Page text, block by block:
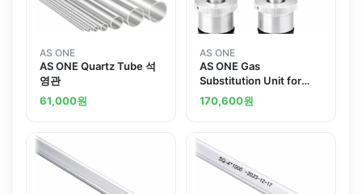
AS ONE
AS ONE Quartz Tube 석
영관
61,000원
AS ONE
AS ONE Gas
Substitution Unit for
Quartz Furnace Tube
64.5mm
170,600원